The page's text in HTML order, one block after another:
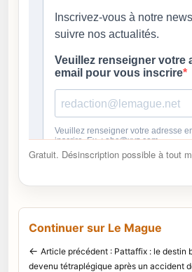
Gratuit. Désinscription possible à tout
Continuer sur Le Mague
← Article précédent : Pattaffix : le destin
devenu tétraplégique après un accident